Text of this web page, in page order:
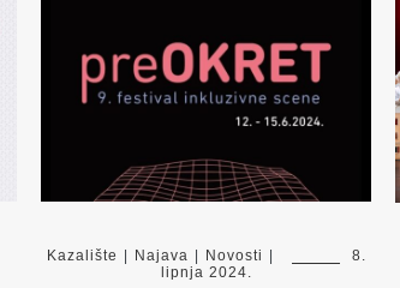
Kazalište Najava Novosti
8.
lipnja 2024.